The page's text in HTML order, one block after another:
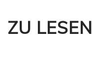
ZU LESEN